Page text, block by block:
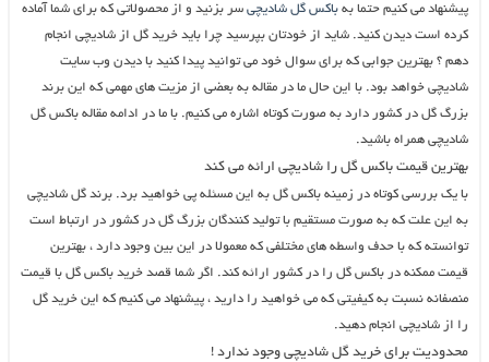
پیشنهاد می کنیم حتما به باکس گل شادیچیسر بزنید و از محصولاتی که برای شما آماده
کرده است دیدن کنید. شاید از خودتان بپرسید چرا باید خرید گل از شادیچی انجام
دهم ؟ بهترین جوابی که برای سوال خود می توانید پیدا کنید با دیدن وب سایت
شادیچی خواهد بود. با این حال ما در مقاله به بعضی از مزیت های مهمی که این برند
بزرگ گل در کشور دارد به صورت کوتاه اشاره می کنیم. با ما در ادامه مقاله باکس گل
شادیچی همراه باشید.
بهترین قیمت باکس گل را شادیچی ارائه می کند
با یک بررسی کوتاه در زمینه باکس گل به این مسئله پی خواهید برد. برند گل شادیچی
به این علت که به صورت مستقیم با تولید کنندگان بزرگ گل در کشور در ارتباط است
توانسته که با حدف واسطه های مختلفی که معمولا در این بین وجود دارد ، بهترین
قیمت ممکنه در باکس گل را در کشور ارائه کند. اگر شما قصد خرید باکس گل با قیمت
منصفانه نسبت به کیفیتی که می خواهید را دارید ، پیشنهاد می کنیم که این خرید گل
را از شادیچی انجام دهید.
محدودیت برای خرید گل شادیچی وجود ندارد !